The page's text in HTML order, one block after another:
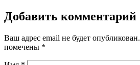
Добавить комментарий
Ваш адрес email не будет опубликован.
помечены *